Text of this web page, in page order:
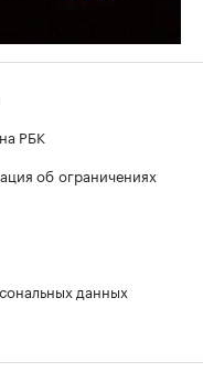
РБК
об ограничениях
данных